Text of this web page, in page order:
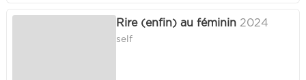
Rire (enfin) au féminin 2024
self